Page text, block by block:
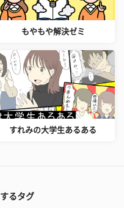
もやもや解決ゼミ
すれみの大学生あるある
るタグ